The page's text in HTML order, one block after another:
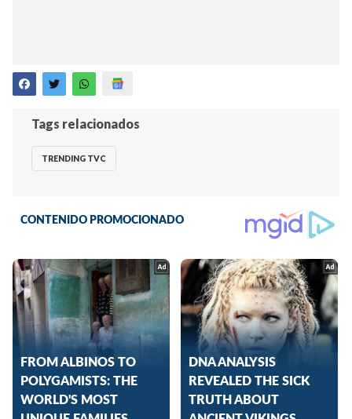
Tags relacionados
TRENDING TVC